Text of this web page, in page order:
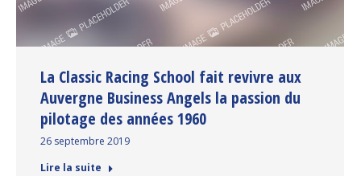
La Classic Racing School fait revivre aux
Auvergne Business Angels la passion du
pilotage des années 1960
26 septembre 2019
Lire la suite